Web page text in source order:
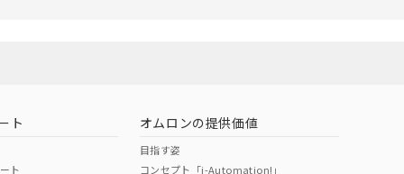
ト
ト
オムロンの提供価値
目指す姿
コンセプト「i-Automation!」